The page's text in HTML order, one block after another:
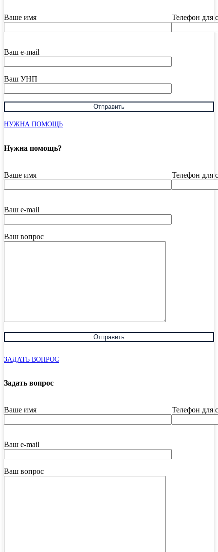
Ваше имя Телефон для
Ваш e-mail
Ваш УНП
НУЖНА ПОМОЩЬ
Нужна помощь?
Ваше имя Телефон для
Ваш e-mail
Ваш вопрос
ЗАДАТЬ ВОПРОС
Задать вопрос
Ваше имя Телефон для
Ваш e-mail
Ваш вопрос